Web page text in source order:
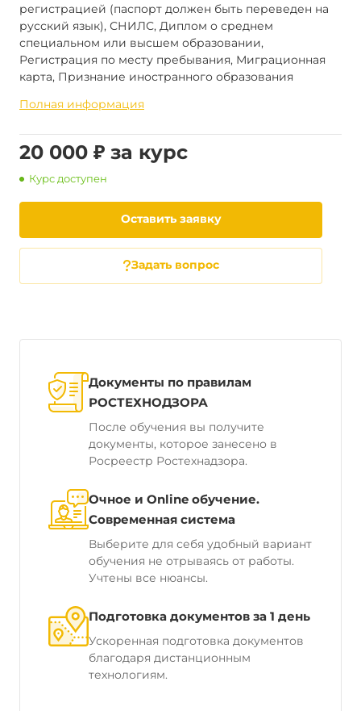
регистрацией (паспорт должен быть переведен на
русский язык), СНИЛС, Диплом о среднем
специальном или высшем образовании,
Регистрация по месту пребывания, Миграционная
карта, Признание иностранного образования
Полная информация
20 000 ₽ за курс
Курс доступен
Оставить заявку
Задать вопрос
Документы по правилам
РОСТЕХНОДЗОРА
После обучения вы получите
документы, которое занесено в
Росреестр Ростехнадзора.
Очное и Online обучение.
Современная система
Выберите для себя удобный вариант
обучения не отрываясь от работы.
Учтены все нюансы.
Подготовка документов за 1 день
Ускоренная подготовка документов
благодаря дистанционным
технологиям.